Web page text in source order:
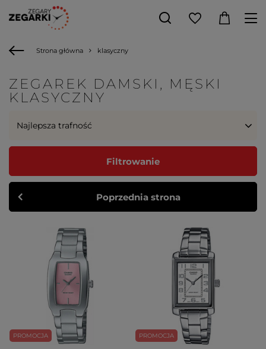
Strona główna klasyczny
ZEGAREK DAMSKI, MĘSKI
KLASYCZNY
Najlepsza trafność
Filtrowanie
Poprzednia strona
PROMOCJA PROMOCJA